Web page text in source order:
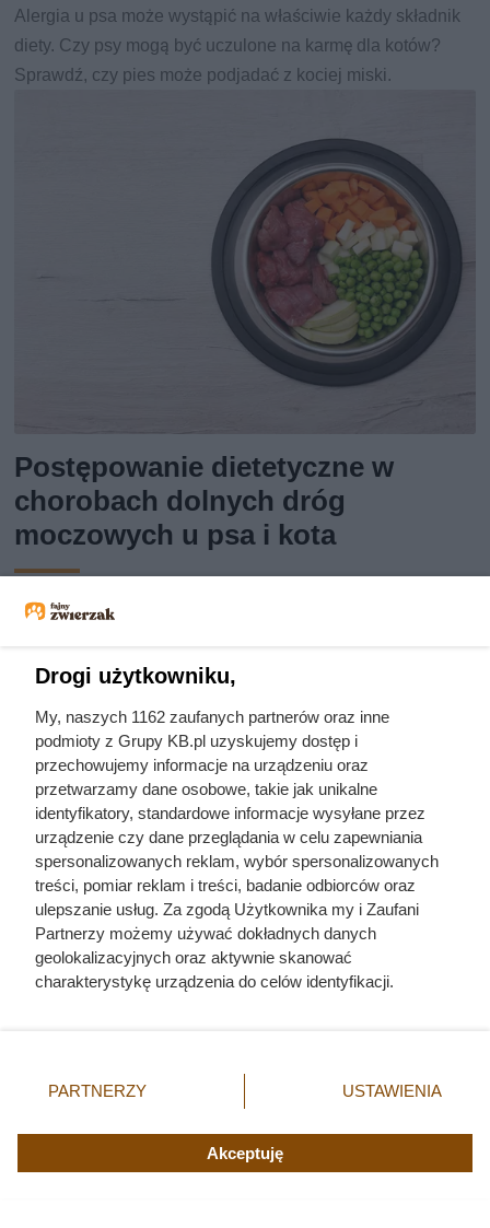
Alergia u psa może wystąpić na właściwie każdy składnik
diety. Czy psy mogą być uczulone na karmę dla kotów?
Sprawdź, czy pies może podjadać z kociej miski.
Postępowanie dietetyczne w
chorobach dolnych dróg
moczowych u psa i kota
Postępowanie dietetyczne w chorobach dolnych dróg
przez zwierzę wody! Sprawdź, co musisz wiedzieć!
Drogi użytkowniku,
My, naszych 1162 zaufanych partnerów oraz inne
podmioty z Grupy KB.pl uzyskujemy dostęp i
przechowujemy informacje na urządzeniu oraz
przetwarzamy dane osobowe, takie jak unikalne
identyfikatory, standardowe informacje wysyłane przez
urządzenie czy dane przeglądania w celu zapewniania
spersonalizowanych reklam, wybór spersonalizowanych
treści, pomiar reklam i treści, badanie odbiorców oraz
ulepszanie usług. Za zgodą Użytkownika my i Zaufani
Partnerzy możemy używać dokładnych danych
geolokalizacyjnych oraz aktywnie skanować
charakterystykę urządzenia do celów identyfikacji.
zmienić/wycofać klikając przycisk ustawień prywatności
znajdujący się w lewym dolnym rogu strony. Niektóre
użytkownika, ale masz prawo sprzeciwić się takiemu
przetwarzaniu. Preferencje będą miały zastosowania tylko
PARTNERZY USTAWIENIA
Akceptuję